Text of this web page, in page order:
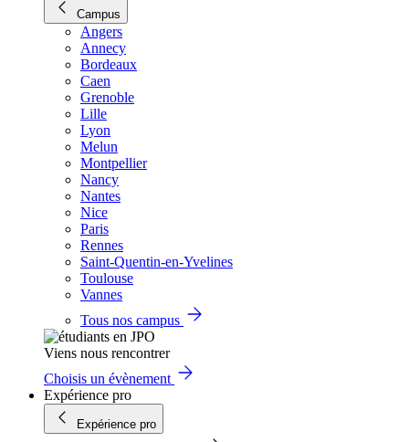
Campus
Angers
Annecy
Bordeaux
Caen
Grenoble
Lille
Lyon
Melun
Montpellier
Nancy
Nantes
Nice
Paris
Rennes
Saint-Quentin-en-Yvelines
Toulouse
Vannes
Tous nos campus
Viens nous rencontrer
Choisis un évènement
Expérience pro
Expérience pro